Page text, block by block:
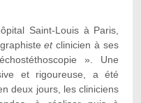
Saint-Louis à Paris,
etclinicien à ses
». Une
et rigoureuse, a été
deux jours, les cliniciens